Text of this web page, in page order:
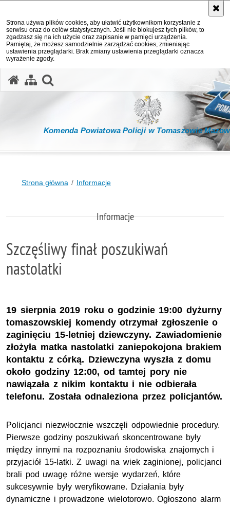
Strona używa plików cookies, aby ułatwić użytkownikom korzystanie z
serwisu oraz do celów statystycznych. Jeśli nie blokujesz tych plików, to
zgadzasz się na ich użycie oraz zapisanie w pamięci urządzenia.
Pamiętaj, że możesz samodzielnie zarządzać cookies, zmieniając
ustawienia przeglądarki. Brak zmiany ustawienia przeglądarki oznacza
wyrażenie zgody.
Komenda Powiatowa Policji w Tomaszowie
Strona główna Informacje
Informacje
Szczęśliwy finał poszukiwań
nastolatki
19 sierpnia 2019 roku o godzinie 19:00 dyżurny
tomaszowskiej komendy otrzymał zgłoszenie o
zaginięciu 15-letniej dziewczyny. Zawiadomienie
złożyła matka nastolatki zaniepokojona brakiem
kontaktu z córką. Dziewczyna wyszła z domu
około godziny 12:00, od tamtej pory nie
nawiązała z nikim kontaktu i nie odbierała
telefonu. Została odnaleziona przez policjantów.
Policjanci niezwłocznie wszczęli odpowiednie procedury.
Pierwsze godziny poszukiwań skoncentrowane były
między innymi na rozpoznaniu środowiska znajomych i
przyjaciół 15-latki. Z uwagi na wiek zaginionej, policjanci
brali pod uwagę różne wersje wydarzeń, które
sukcesywnie były weryfikowane. Działania były
dynamiczne i prowadzone wielotorowo. Ogłoszono alarm